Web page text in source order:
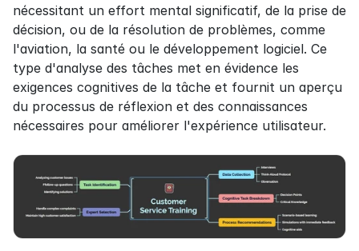
nécessitant un effort mental significatif, de la prise de
décision, ou de la résolution de problèmes, comme
l'aviation, la santé ou le développement logiciel. Ce
type d'analyse des tâches met en évidence les
exigences cognitives de la tâche et fournit un aperçu
du processus de réflexion et des connaissances
nécessaires pour améliorer l'expérience utilisateur.